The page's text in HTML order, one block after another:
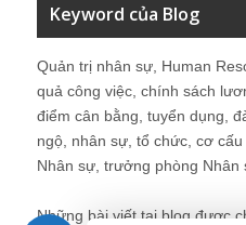
Keyword của Blog
Quản trị nhân sự, Human
quả công việc, chính sách
điểm cân bằng, tuyển dụng,
ngộ, nhân sự, tổ chức, cơ
Nhân sự, trưởng phòng Nhân
Những bài viết tại blog được